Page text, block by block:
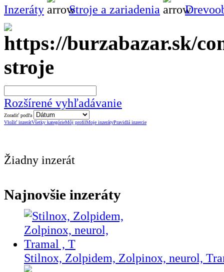
Inzeráty Stroje a zariadenia
stroje
Rozšírené vyhľadávanie
Zoradiť podľa
Vložiť inzerátVšetky kategórieMôj profilMoje inzerátyPravidlá inzercie
Žiadny inzerát
Najnovšie inzeráty
Stilnox, Zolpidem, Zolpinox, neurol,